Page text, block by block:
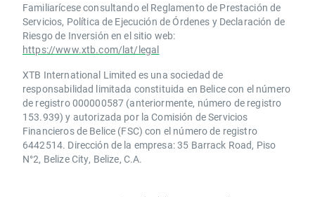
Familiarícese consultando el Reglamento de Prestación de
Servicios, Política de Ejecución de Órdenes y Declaración de
Riesgo de Inversión en el sitio web:
https://www.xtb.com/lat/legal
XTB International Limited es una sociedad de
responsabilidad limitada constituida en Belice con el número
de registro 000000587 (anteriormente, número de registro
153.939) y autorizada por la Comisión de Servicios
Financieros de Belice (FSC) con el número de registro
6442514. Dirección de la empresa: 35 Barrack Road, Piso
N°2, Belize City, Belize, C.A.